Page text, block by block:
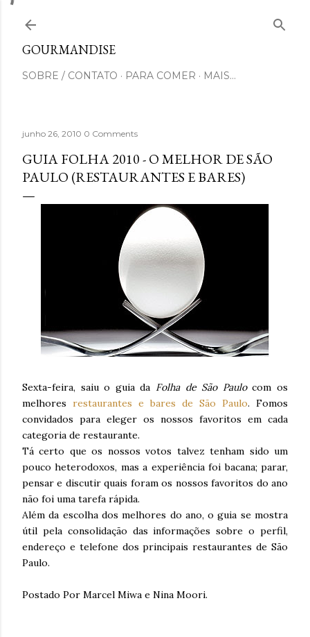
GOURMANDISE
SOBRE / CONTATO PARA COMER MAIS…
junho 26, 2010 0 Comments
GUIA FOLHA 2010 - O MELHOR DE SÃO
PAULO (RESTAURANTES E BARES)
Sexta-feira, saiu o guia da Folha de São Paulocom os
melhores restaurantes e bares de São Paulo. Fomos
convidados para eleger os nossos favoritos em cada
categoria de restaurante.
Tá certo que os nossos votos talvez tenham sido um
pouco heterodoxos, mas a experiência foi bacana; parar,
pensar e discutir quais foram os nossos favoritos do ano
não foi uma tarefa rápida.
Além da escolha dos melhores do ano, o guia se mostra
útil pela consolidação das informações sobre o perfil,
endereço e telefone dos principais restaurantes de São
Paulo.
Postado Por Marcel Miwa e Nina Moori.